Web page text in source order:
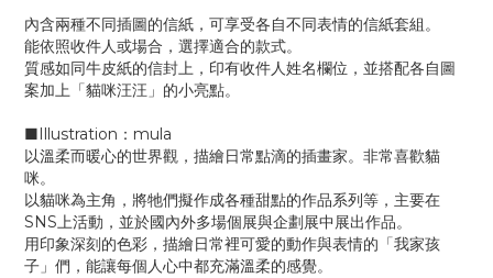
內含兩種不同插圖的信紙，可享受各自不同表情的信紙套組。
能依照收件人或場合，選擇適合的款式。
質感如同牛皮紙的信封上，印有收件人姓名欄位，並搭配各自圖
案加上「貓咪汪汪」的小亮點。
■Illustration：mula
以溫柔而暖心的世界觀，描繪日常點滴的插畫家。非常喜歡貓
咪。
以貓咪為主角，將牠們擬作成各種甜點的作品系列等，主要在
SNS上活動，並於國內外多場個展與企劃展中展出作品。
用印象深刻的色彩，描繪日常裡可愛的動作與表情的「我家孩
子」們，能讓每個人心中都充滿溫柔的感覺。